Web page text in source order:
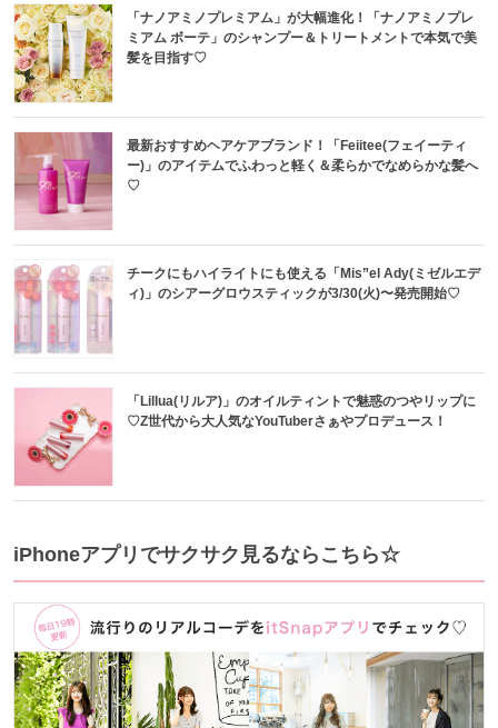
「ナノアミノプレミアム」が大幅進化！「ナノアミノプレ
ミアム ボーテ」のシャンプー＆トリートメントで本気で美
髪を目指す♡
最新おすすめヘアケアブランド！「Feiitee(フェイーティ
ー)」のアイテムでふわっと軽く＆柔らかでなめらかな髪へ
♡
チークにもハイライトにも使える「Mis”el Ady(ミゼルエデ
ィ)」のシアーグロウスティックが3/30(火)〜発売開始♡
「Lillua(リルア)」のオイルティントで魅惑のつやリップに
♡Z世代から大人気なYouTuberさぁやプロデュース！
iPhoneアプリでサクサク見るならこちら☆